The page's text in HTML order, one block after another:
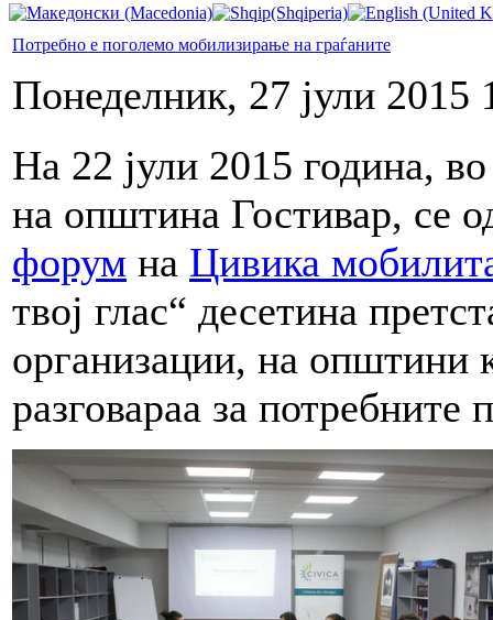
Потребно е поголемо мобилизирање на граѓаните
Понеделник, 27 јули 2015
На 22 јули 2015 година,
на општина Гостивар, се
форум на Цивика
твој глас“ десетина
организации, на општини
разговараа за